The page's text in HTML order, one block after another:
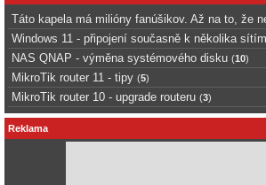
Táto kapela má milióny fanúšikov. Až na to, že
Windows 11 - připojení současně k několika sítím
NAS QNAP - výměna systémového disku (10)
MikroTik router 11 - tipy (5)
MikroTik router 10 - upgrade routeru (3)
Reklama